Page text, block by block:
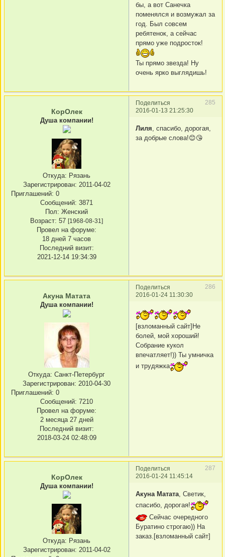
бы, а вот Санечка
поменялся и возмужал за
год. Был совсем
ребятенок, а сейчас
прямо уже подросток!
Ты прямо звезда! Ну
очень ярко выглядишь!
Поделиться
285
2016-01-13 21:25:30
КорОлек
Душа компании!
Откуда: Рязань
Зарегистрирован: 2011-04-02
Приглашений: 0
Сообщений: 3871
Пол: Женский
Возраст: 57 [1968-08-31]
Провел на форуме:
18 дней 7 часов
Последний визит:
2021-12-14 19:34:39
Лиля , спасибо, дорогая,
за добрые слова!😊😘
Поделиться
286
2016-01-24 11:30:30
Акуна Матата
Душа компании!
Откуда: Санкт-Петербург
Зарегистрирован: 2010-04-30
Приглашений: 0
Сообщений: 7210
Провел на форуме:
2 месяца 27 дней
Последний визит:
2018-03-24 02:48:09
[взломанный сайт]Не
болей, мой хороший!
Собрание кукол
впечатляет!)) Ты умничка
и трудяжка
Поделиться
287
2016-01-24 11:45:14
КорОлек
Душа компании!
Откуда: Рязань
Зарегистрирован: 2011-04-02
Акуна Матата , Светик,
спасибо, дорогая!
Сейчас очередного
Буратино строгаю)) На
заказ.[взломанный сайт]